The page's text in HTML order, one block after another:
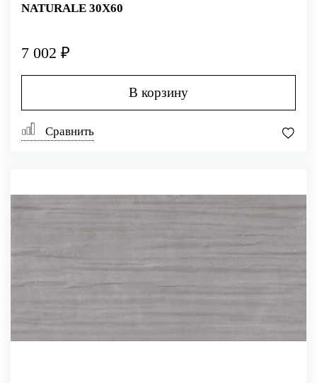
NATURALE 30X60
7 002 ₽
В корзину
Сравнить